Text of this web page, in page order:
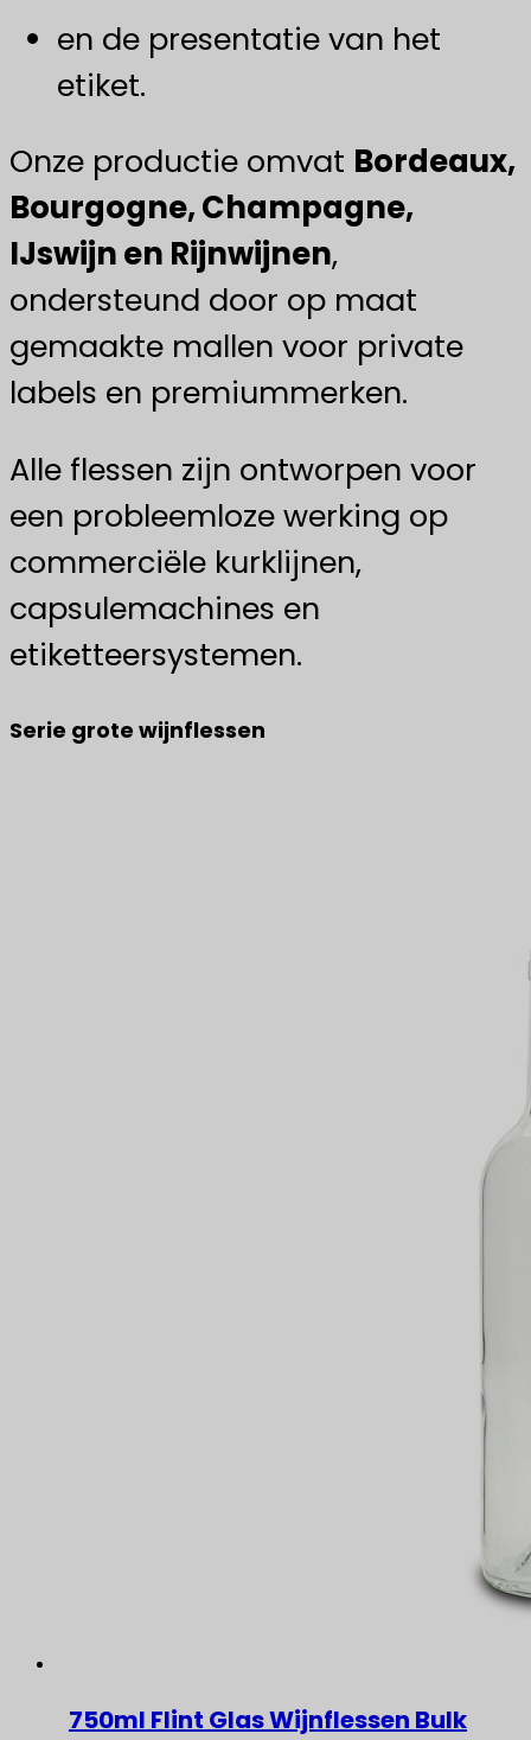
en de presentatie van het
etiket.
Onze productie omvat Bordeaux,
Bourgogne, Champagne,
IJswijn en Rijnwijnen,
ondersteund door op maat
gemaakte mallen voor private
labels en premiummerken.
Alle flessen zijn ontworpen voor
een probleemloze werking op
commerciële kurklijnen,
capsulemachines en
etiketteersystemen.
Serie grote wijnflessen
750ml Flint Glas Wijnflessen Bulk